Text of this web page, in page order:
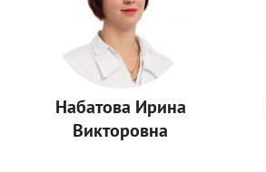
Набатова Ирина
Викторовна